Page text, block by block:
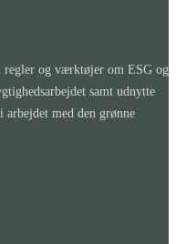
regler og værktøjer om ESG og
samt udnytte
med den grønne